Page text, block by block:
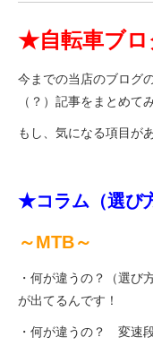
PB全車種カタログ
Norwayシリーズ
eVita
コンテンツ
店舗ブログ
★自転車ブ
今までの当店のブログ
（？） 記事をまとめて
もし、気になる項目が
★コラム（選び
～MTB～
・何が違うの？（選び
が出てるんです！
・何が違うの？ 変速